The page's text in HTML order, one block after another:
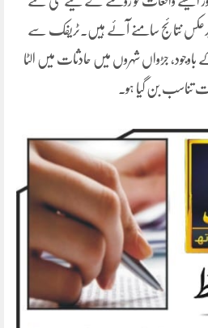
نتائج سامنے آئے ہیں۔ٹریفک سے
باوجود، جڑواں شہروں میں حادثات میں الٹا
تناسب بن گیا ہو۔